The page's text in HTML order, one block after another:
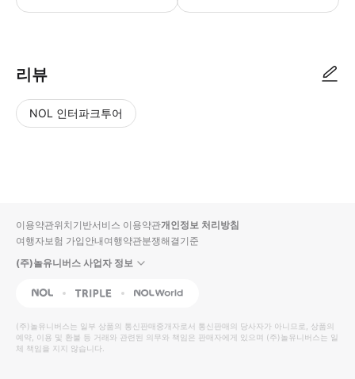
리뷰
NOL 인터파크투어
입니
다.
높
은
순
동
영
상
순
상
이용약관위치기반서비스 이용약관개인정보 처리방침
여행자보험 가입안내여행약관분쟁해결기준
(주)놀유니버스 사업자 정보
NOL Triple Interpark Global
(주)놀유니버스는 일부 상품의 통신판매중개자로서 통신판매의 당사자가 아니므로, 상품의
예약, 이용 및 환불 등 거래와 관련된 의무와 책임은 판매자에게 있으며 (주)놀유니버스는 일
체 책임을 지지 않습니다.